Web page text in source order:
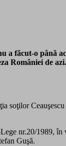
a făcut-o până
României de
soţilor
nr.20/1989, în
Guşă.